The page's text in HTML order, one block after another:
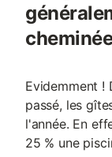
Evidemment !
passé, les
l'année. En
25 % une